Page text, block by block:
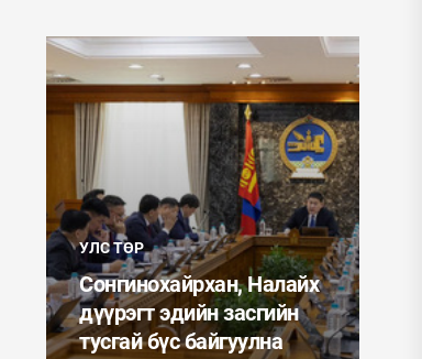
УЛС ТӨР
Сонгинохайрхан, Налайх
дүүрэгт эдийн засгийн
тусгай бүс байгуулна